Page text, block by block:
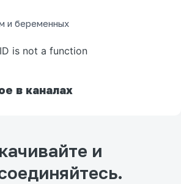
и беременных
is not a function
в каналах
и